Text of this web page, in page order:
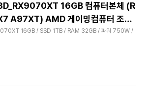
16GB 컴퓨터본체 (R
A97XT) AMD 게이밍컴퓨터 조립
16GB / SSD 1TB / RAM 32GB / 파워 750W /